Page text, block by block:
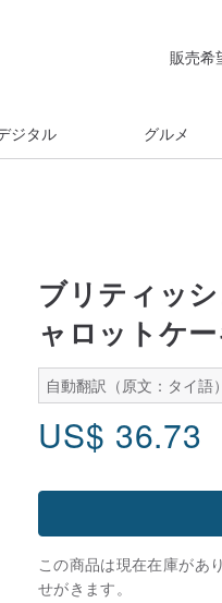
販売希
ジタル グルメ
ブリティッ
ャロットケ
自動翻訳（原文：タイ語）
US$ 36.73
この商品は現在在庫があ
せがきます。